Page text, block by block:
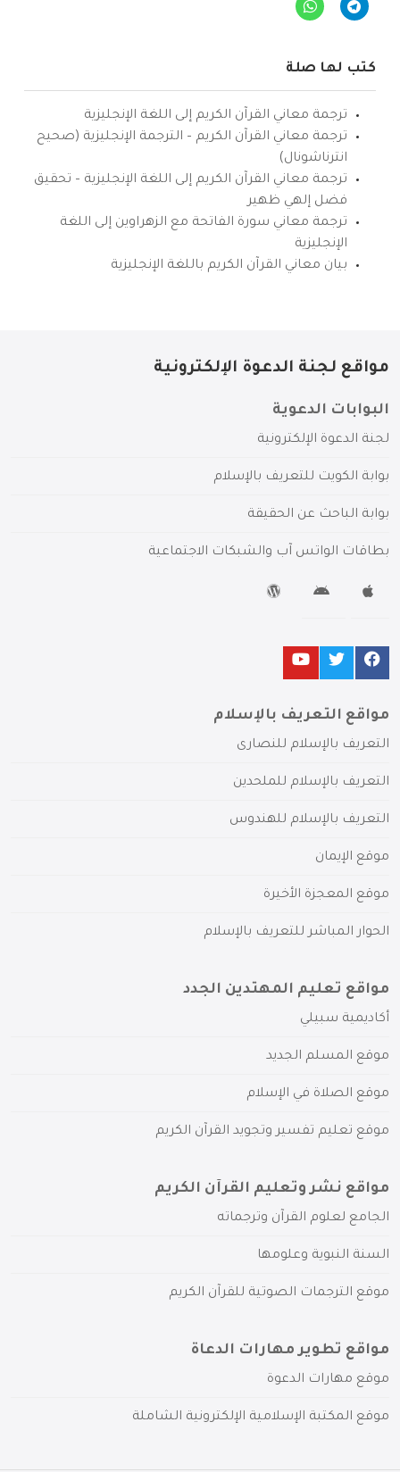
كتب لها صلة
ترجمة معاني القرآن الكريم إلى اللغة الإنجليزية
ترجمة معاني القرآن الكريم – الترجمة الإنجليزية (صحيح
انترناشونال)
ترجمة معاني القرآن الكريم إلى اللغة الإنجليزية – تحقيق
فضل إلهي ظهير
ترجمة معاني سورة الفاتحة مع الزهراوين إلى اللغة
الإنجليزية
بيان معاني القرآن الكريم باللغة الإنجليزية
مواقع لجنة الدعوة الإلكترونية
البوابات الدعوية
لجنة الدعوة الإلكترونية
بوابة الكويت للتعريف بالإسلام
بوابة الباحث عن الحقيقة
بطاقات الواتس آب والشبكات الاجتماعية
مواقع التعريف بالإسلام
التعريف بالإسلام للنصارى
التعريف بالإسلام للملحدين
التعريف بالإسلام للهندوس
موقع الإيمان
موقع المعجزة الأخيرة
الحوار المباشر للتعريف بالإسلام
مواقع تعليم المهتدين الجدد
أكاديمية سبيلي
موقع المسلم الجديد
موقع الصلاة في الإسلام
موقع تعليم تفسير وتجويد القرآن الكريم
مواقع نشر وتعليم القرآن الكريم
الجامع لعلوم القرآن وترجماته
السنة النبوية وعلومها
موقع الترجمات الصوتية للقرآن الكريم
مواقع تطوير مهارات الدعاة
موقع مهارات الدعوة
موقع المكتبة الإسلامية الإلكترونية الشاملة